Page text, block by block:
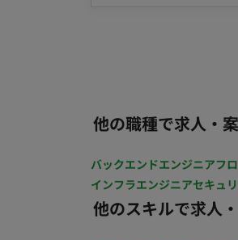
課題抽出、および
については、面談時
ックス稼働：フルフ
他の職種で求人・
バックエンドエンジニアフ
インフラエンジニアセキュ
他のスキルで求人